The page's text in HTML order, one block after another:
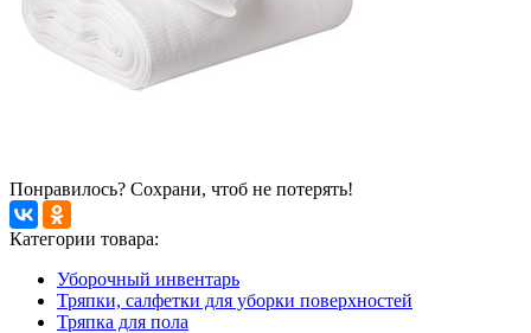
Понравилось? Сохрани, чтоб не потерять!
Категории товара:
Уборочный инвентарь
Тряпки, салфетки для уборки поверхностей
Тряпка для пола